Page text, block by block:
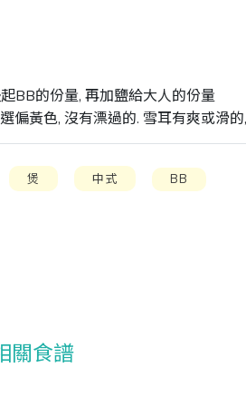
BB的份量, 再加鹽給大人的份量
偏黃色, 沒有漂過的. 雪耳有爽或滑
煲 中式 BB
關食譜